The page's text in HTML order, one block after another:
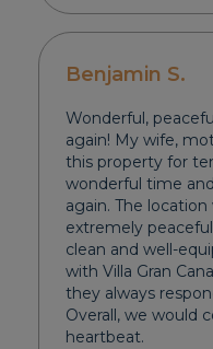
Benjamin S.
Wonderful,
again! My wife,
this property for
wonderful time
again. The
extremely
clean and well-
with Villa Gran
they always
Overall, we would
heartbeat.